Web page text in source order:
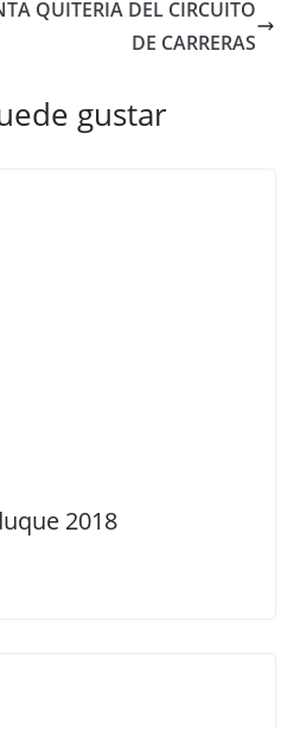
QUITERIA DEL CIRCUITO
DE CARRERAS
gustar
2018